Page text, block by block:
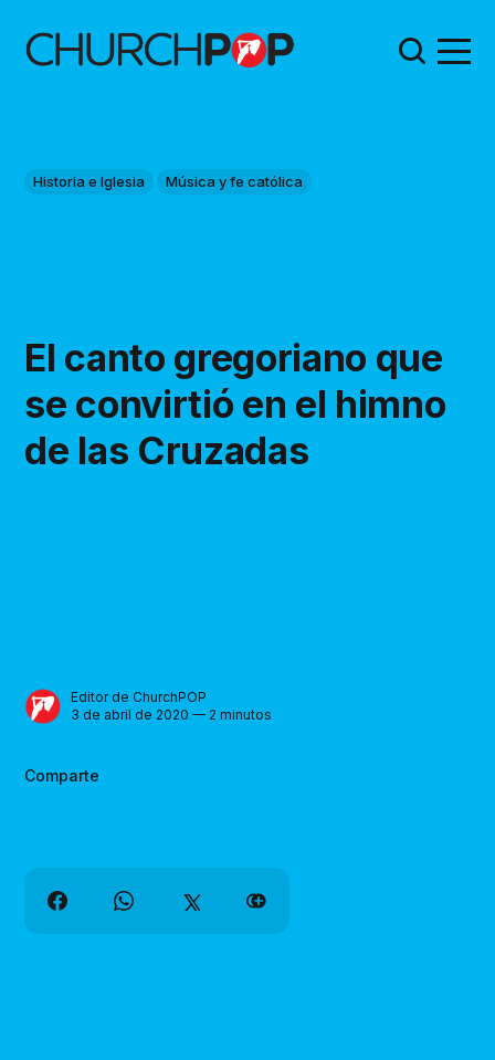
Historia e Iglesia Música y fe católica
El canto gregoriano que
se convirtió en el himno
de las Cruzadas
Editor de ChurchPOP
3 de abril de 2020 — 2 minutos
Comparte